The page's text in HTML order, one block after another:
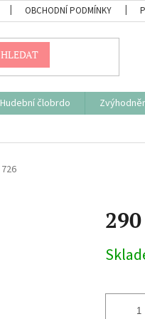
OBCHODNÍ PODMÍNKY
HLEDAT
Hudební člobrdo
726
cena: